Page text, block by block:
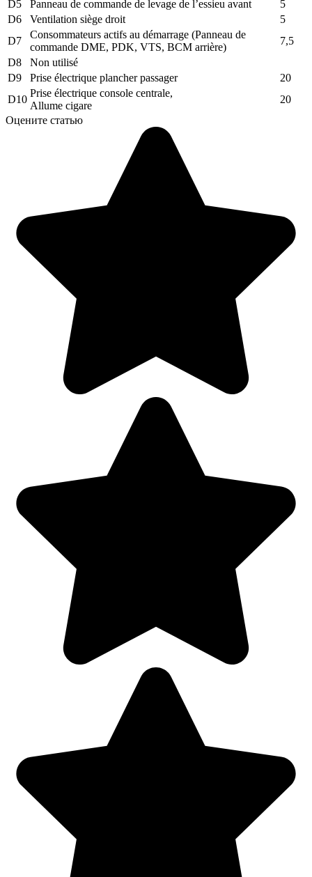
D5
Panneau de commande de levage de l’essieu avant
5
D6
Ventilation siège droit
5
D7
Consommateurs actifs au démarrage (Panneau de
commande DME, PDK, VTS, BCM arrière)
7,5
D8
Non utilisé
D9
Prise électrique plancher passager
20
D10
Prise électrique console centrale,
Allume cigare
20
Оцените статью